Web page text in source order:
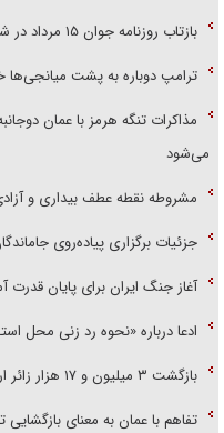
بازتاب روزنامه جوان ۱۵ مرداد در شبکه خبر
ترامپ دوباره به پشت میانجی‌ها
مذاکرات تنگه هرمز با عمان
می‌شود
مشروطه نقطه عطف بیداری و
جزئیات برگزاری پیاده‌روی
آغاز جنگ ایران برای پایان قدرت
ادعا درباره «نحوه رد زنی محل
بازگشت ۳ میلیون و ۱۷ هزار زائر اربعین به کشور
تفاهم با عمان به معنای